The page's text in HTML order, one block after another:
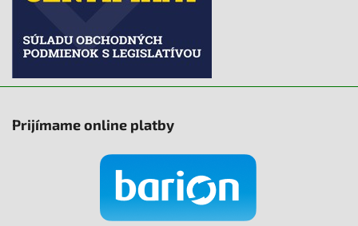
Prijímame online platby